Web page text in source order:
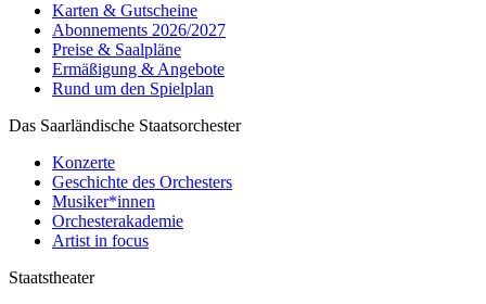
Karten & Gutscheine
Abonnements 2026/2027
Preise & Saalpläne
Ermäßigung & Angebote
Rund um den Spielplan
Das Saarländische Staatsorchester
Konzerte
Geschichte des Orchesters
Musiker*innen
Orchesterakademie
Artist in focus
Staatstheater